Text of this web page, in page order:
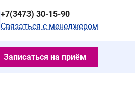
+7(3473) 30-15-90
Связаться с менеджером
Записаться на приём